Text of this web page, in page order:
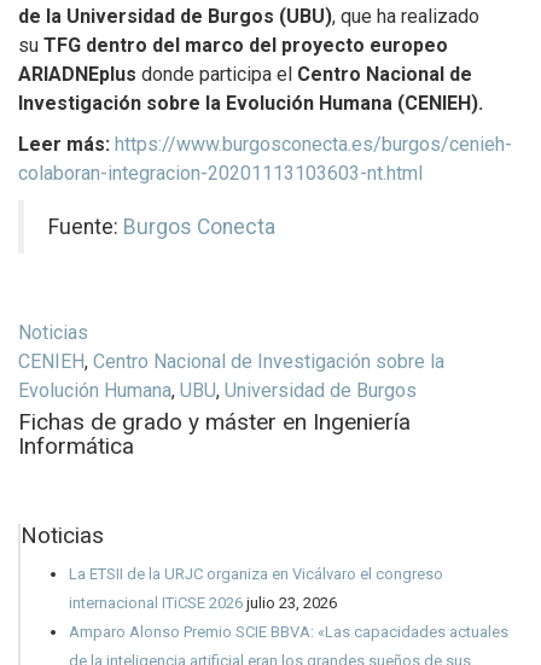
de la Universidad de Burgos (UBU), que ha realizado
su TFG dentro del marco del proyecto europeo
ARIADNEplus donde participa el Centro Nacional de
Investigación sobre la Evolución Humana (CENIEH).
Leer más: https://www.burgosconecta.es/burgos/cenieh-
colaboran-integracion-20201113103603-nt.html
Fuente: Burgos Conecta
Noticias
CENIEH, Centro Nacional de Investigación sobre la
Evolución Humana, UBU, Universidad de Burgos
Fichas de grado y máster en Ingeniería
Informática
Noticias
La ETSII de la URJC organiza en Vicálvaro el congreso
internacional ITiCSE 2026 julio 23, 2026
Amparo Alonso Premio SCIE BBVA: «Las capacidades actuales
de la inteligencia artificial eran los grandes sueños de sus